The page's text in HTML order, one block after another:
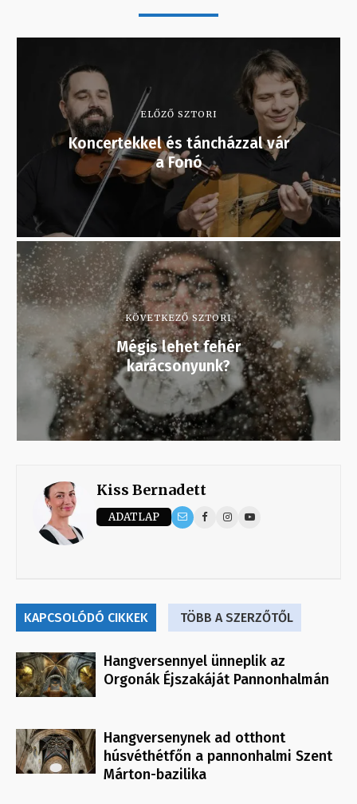
ELŐZŐ SZTORI
Koncertekkel és táncházzal vár
a Fonó
KÖVETKEZŐ SZTORI
Mégis lehet fehér
karácsonyunk?
Kiss Bernadett
ADATLAP
KAPCSOLÓDÓ CIKKEK TÖBB A SZERZŐTŐL
Hangversennyel ünneplik az
Orgonák Éjszakáját Pannonhalmán
Hangversenynek ad otthont
húsvéthétfőn a pannonhalmi Szent
Márton-bazilika